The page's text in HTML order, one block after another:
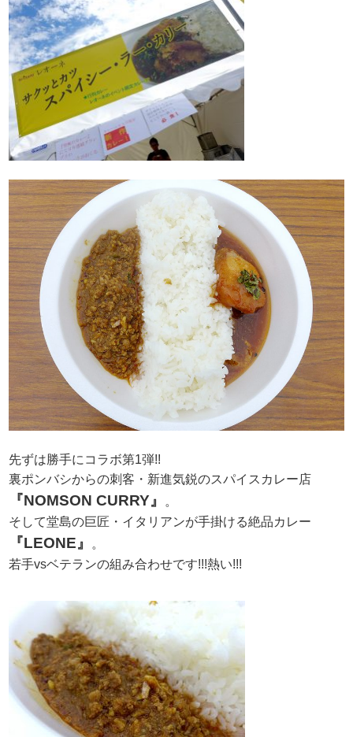
先ずは勝手にコラボ第1弾!!
裏ポンバシからの刺客・新進気鋭のスパイスカレー店
『NOMSON CURRY』
。
そして堂島の巨匠・イタリアンが手掛ける絶品カレー
『LEONE』
。
若手vsベテランの組み合わせです!!!熱い!!!